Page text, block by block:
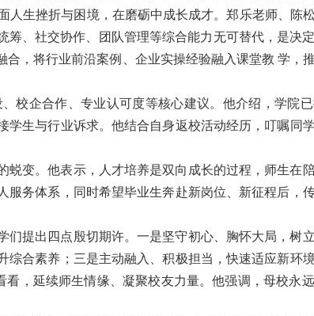
生挫折与困境，在磨砺中成长成才。郑乐老师、陈
、社交协作、团队管理等综合能力无可替代，是决
，将行业前沿案例、企业实操经验融入课堂教 学，
企合作、专业认可度等核心建议。他介绍，学院已
生与行业诉求。他结合自身返校活动经历，叮嘱同
变。他表示，人才培养是双向成长的过程，师生在
务体系，同时希望毕业生奔赴新岗位、新征程后，
提出四点殷切期许。一是坚守初心、胸怀大局，树
合素养；三是主动融入、积极担当，快速适应新环
，延续师生情缘、凝聚校友力量。他强调，母校永